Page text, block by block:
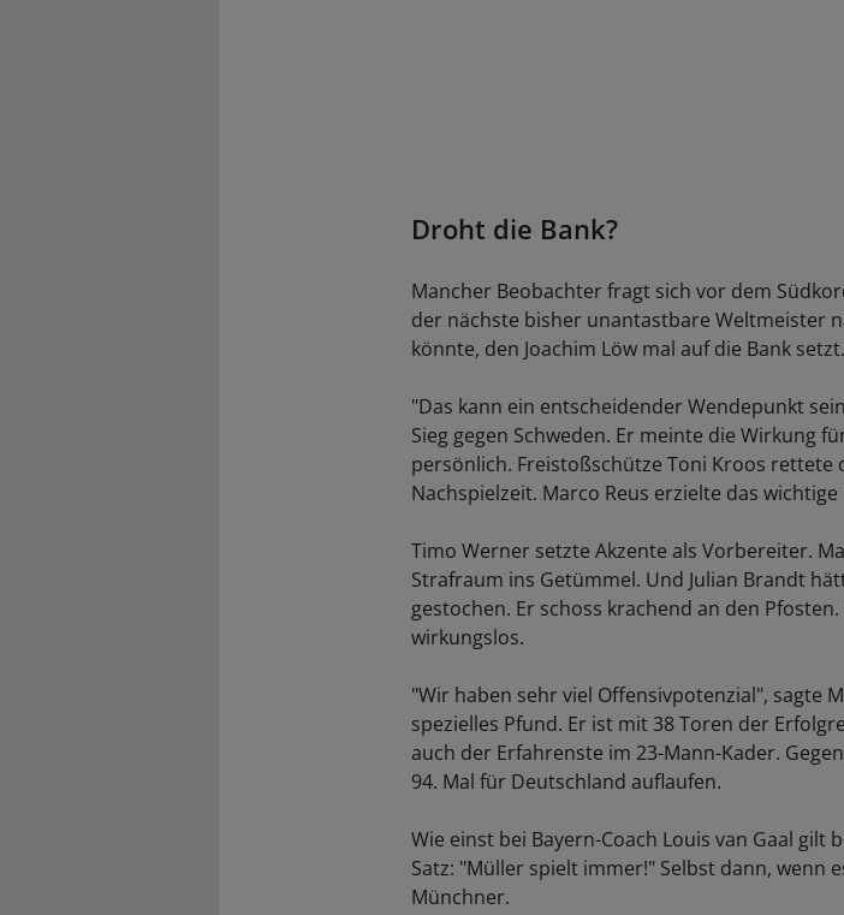
Droht die Bank?
Mancher Beobachter fragt sich vor dem
der nächste bisher unantastbare Weltmeister
könnte, den Joachim Löw mal auf die Bank setzt.
"Das kann ein entscheidender Wendepunkt
Sieg gegen Schweden. Er meinte die Wirkung
persönlich. Freistoßschütze Toni Kroos rettete
Nachspielzeit. Marco Reus erzielte das wichtige
Timo Werner setzte Akzente als Vorbereiter.
Strafraum ins Getümmel. Und Julian Brandt
gestochen. Er schoss krachend an den
wirkungslos.
"Wir haben sehr viel Offensivpotenzial", sagte
spezielles Pfund. Er ist mit 38 Toren der
auch der Erfahrenste im 23-Mann-Kader.
94. Mal für Deutschland auflaufen.
Wie einst bei Bayern-Coach Louis van Gaal gilt
Satz: "Müller spielt immer!" Selbst dann, wenn
Münchner.